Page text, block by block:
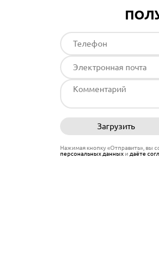
Загрузить
Нажимая кнопку «Отправить», вы
персональных данныхи даёте